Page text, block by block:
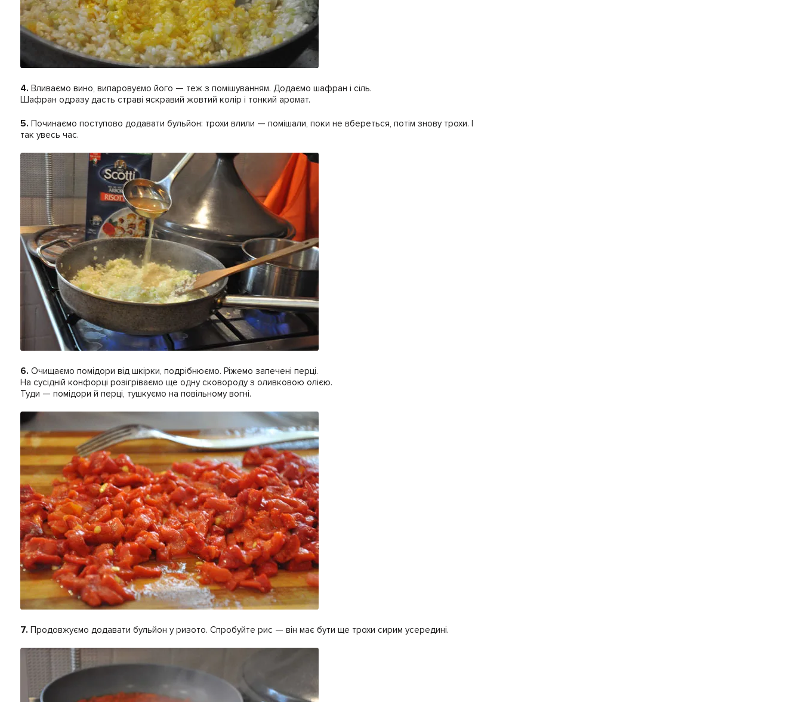
4. Вливаємо вино, випаровуємо його — теж з помішуванням. Додаємо шафран і сіль.
Шафран одразу дасть страві яскравий жовтий колір і тонкий аромат.
5. Починаємо поступово додавати бульйон: трохи влили — помішали, поки не вбереться, потім знову трохи. І
так увесь час.
6. Очищаємо помідори від шкірки, подрібнюємо. Ріжемо запечені перці.
На сусідній конфорці розігріваємо ще одну сковороду з оливковою олією.
Туди — помідори й перці, тушкуємо на повільному вогні.
7. Продовжуємо додавати бульйон у ризото. Спробуйте рис — він має бути ще трохи сирим усередині.